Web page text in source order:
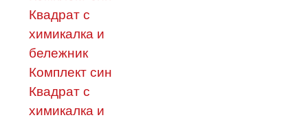
Квадрат с
химикалка и
бележник
Комплект син
Квадрат с
химикалка и